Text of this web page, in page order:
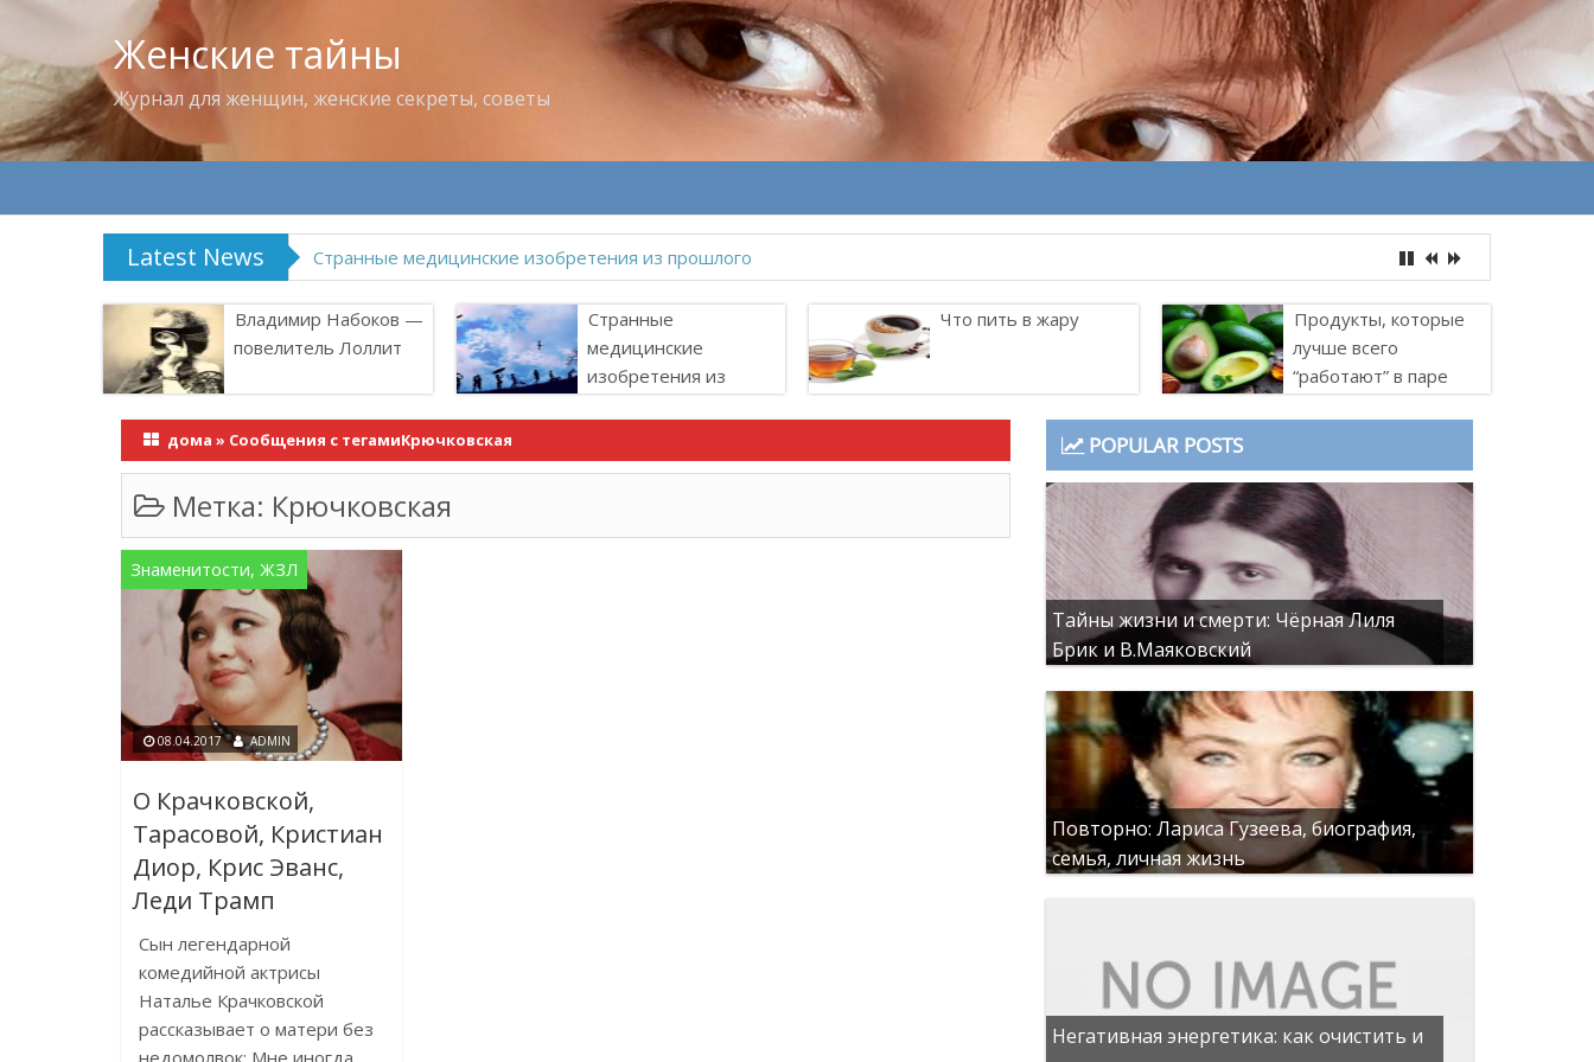
Женские тайны
Журнал для женщин, женские секреты, советы
Latest News Что пить в жару
Владимир Набоков —
повелитель Лоллит
Странные
медицинские
изобретения из
Что пить в жару
Продукты, которые
лучше всего
“работают” в паре
дома » Сообщения с тегамиКрючковская
Метка: Крючковская
Знаменитости, ЖЗЛ
08.04.2017 ADMIN
О Крачковской,
Тарасовой, Кристиан
Диор, Крис Эванс,
Леди Трамп
Сын легендарной
комедийной актрисы
Наталье Крачковской
рассказывает о матери без
POPULAR POSTS
Тайны жизни и смерти: Чёрная Лиля
Брик и В.Маяковский
Повторно: Лариса Гузеева, биография,
семья, личная жизнь
Негативная энергетика: как очистить и